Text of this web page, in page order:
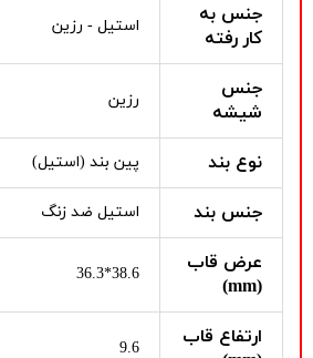
جنس به
کار رفته
استیل - رزین
جنس
شیشه
رزین
نوع بند پین بند (استیل)
جنس بند استیل ضد زنگ
عرض قاب
(mm)
38.6*36.3
ارتفاع قاب
9.6